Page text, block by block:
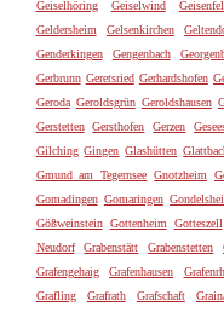
Geiselhöring
Geiselwind
Geldersheim
Gelsenkirchen
Genderkingen
Gengenbach
Gerbrunn Geretsried Gerhardshofen
Geroda Geroldsgrün Geroldshausen
Gerstetten
Gersthofen Gerzen
Gilching Gingen Glashütten
Gmund am Tegernsee Gnotzheim
Gomadingen Gomaringen
Gößweinstein Gottenheim Gotteszell
Neudorf
Grabenstätt Grabenstetten
Grafengehaig
Grafenhausen
Grafling
Grafrath Grafschaft